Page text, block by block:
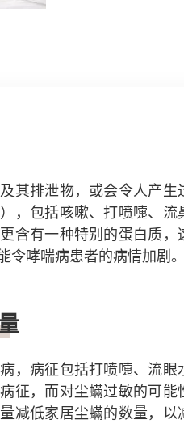
其排泄物，或会令人产
，包括咳嗽、打喷嚏、
含有一种特别的蛋白质
哮喘病患者的病情加剧。
，病征包括打喷嚏、流
征，而对尘蟎过敏的可
减低家居尘蟎的数量，